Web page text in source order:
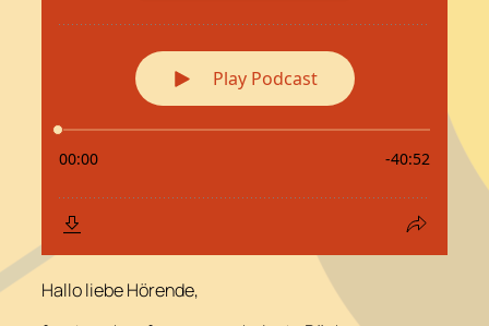
Hallo liebe Hörende,